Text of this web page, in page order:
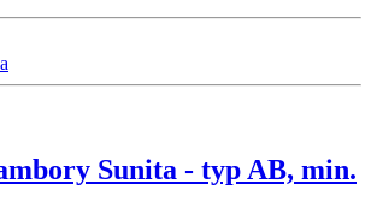
Sunita - typ AB, min.